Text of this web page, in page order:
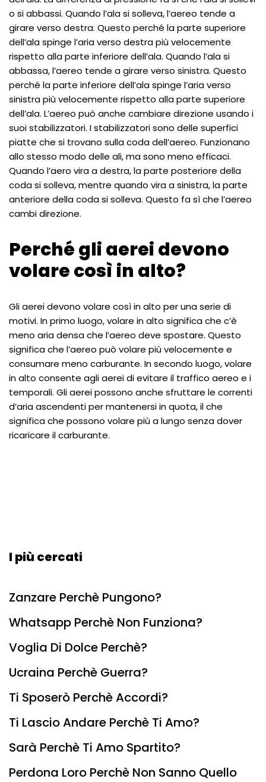
o si abbassi. Quando l’ala si solleva, l’aereo tende a
girare verso destra. Questo perché la parte superiore
dell’ala spinge l’aria verso destra più velocemente
rispetto alla parte inferiore dell’ala. Quando l’ala si
abbassa, l’aereo tende a girare verso sinistra. Questo
perché la parte inferiore dell’ala spinge l’aria verso
sinistra più velocemente rispetto alla parte superiore
dell’ala. L’aereo può anche cambiare direzione usando i
suoi stabilizzatori. I stabilizzatori sono delle superfici
piatte che si trovano sulla coda dell’aereo. Funzionano
allo stesso modo delle ali, ma sono meno efficaci.
Quando l’aero vira a destra, la parte posteriore della
coda si solleva, mentre quando vira a sinistra, la parte
anteriore della coda si solleva. Questo fa sì che l’aereo
cambi direzione.
Perché gli aerei devono
volare così in alto?
Gli aerei devono volare così in alto per una serie di
motivi. In primo luogo, volare in alto significa che c’è
meno aria densa che l’aereo deve spostare. Questo
significa che l’aereo può volare più velocemente e
consumare meno carburante. In secondo luogo, volare
in alto consente agli aerei di evitare il traffico aereo e i
temporali. Gli aerei possono anche sfruttare le correnti
d’aria ascendenti per mantenersi in quota, il che
significa che possono volare più a lungo senza dover
ricaricare il carburante.
I più cercati
Zanzare Perchè Pungono?
Whatsapp Perchè Non Funziona?
Voglia Di Dolce Perchè?
Ucraina Perchè Guerra?
Ti Sposerò Perchè Accordi?
Ti Lascio Andare Perchè Ti Amo?
Sarà Perchè Ti Amo Spartito?
Perdona Loro Perchè Non Sanno Quello